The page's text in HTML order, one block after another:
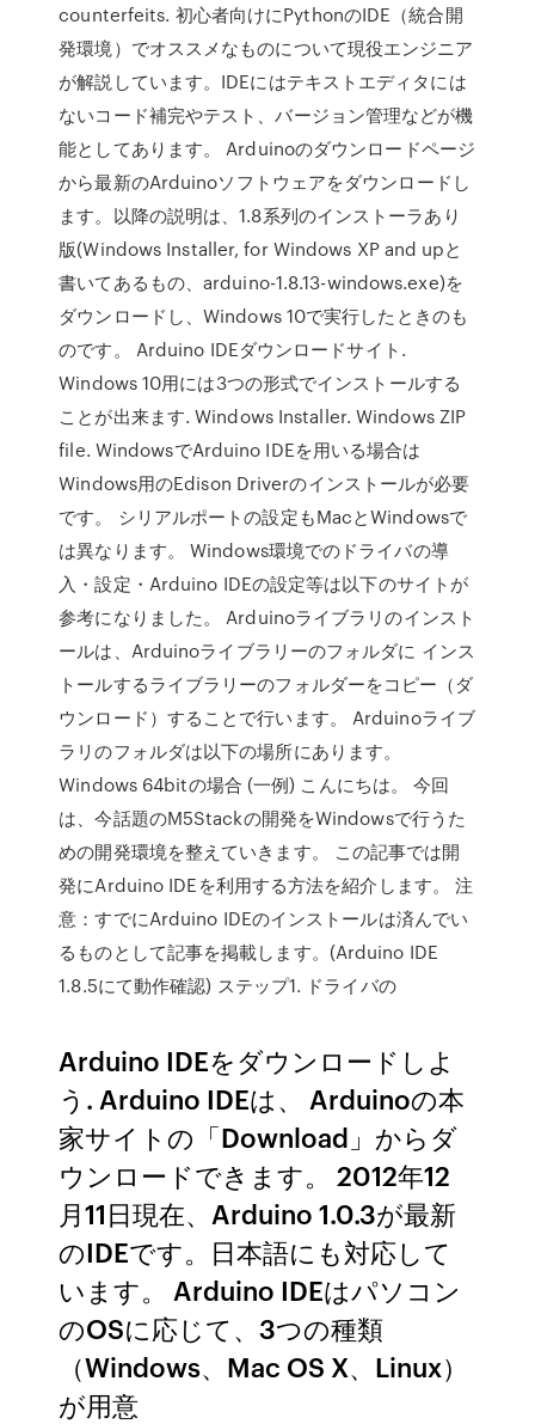
counterfeits. 初心者向けにPythonのIDE（統合開
発環境）でオススメなものについて現役エンジニア
が解説しています。IDEにはテキストエディタには
ないコード補完やテスト、バージョン管理などが機
能としてあります。 Arduinoのダウンロードページ
から最新のArduinoソフトウェアをダウンロードし
ます。以降の説明は、1.8系列のインストーラあり
版(Windows Installer, for Windows XP and upと
書いてあるもの、arduino-1.8.13-windows.exe)を
ダウンロードし、Windows 10で実行したときのも
のです。 Arduino IDEダウンロードサイト.
Windows 10用には3つの形式でインストールする
ことが出来ます. Windows Installer. Windows ZIP
file. WindowsでArduino IDEを用いる場合は
Windows用のEdison Driverのインストールが必要
です。 シリアルポートの設定もMacとWindowsで
は異なります。 Windows環境でのドライバの導
入・設定・Arduino IDEの設定等は以下のサイトが
参考になりました。 Arduinoライブラリのインスト
ールは、Arduinoライブラリーのフォルダに インス
トールするライブラリーのフォルダーをコピー（ダ
ウンロード）することで行います。 Arduinoライブ
ラリのフォルダは以下の場所にあります。
Windows 64bitの場合 (一例) こんにちは。 今回
は、今話題のM5Stackの開発をWindowsで行うた
めの開発環境を整えていきます。 この記事では開
発にArduino IDEを利用する方法を紹介します。 注
意：すでにArduino IDEのインストールは済んでい
るものとして記事を掲載します。(Arduino IDE
1.8.5にて動作確認) ステップ1. ドライバの
Arduino IDEをダウンロードしよ
う. Arduino IDEは、 Arduinoの本
家サイトの「Download」からダ
ウンロードできます。 2012年12
月11日現在、Arduino 1.0.3が最新
のIDEです。日本語にも対応して
います。 Arduino IDEはパソコン
のOSに応じて、3つの種類
（Windows、Mac OS X、Linux）
が用意